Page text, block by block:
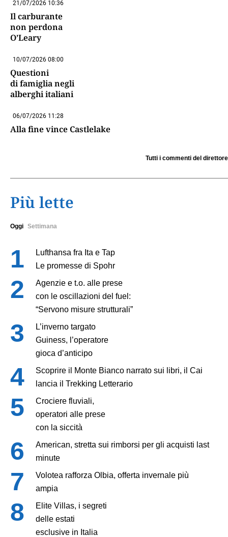
21/07/2026 10:36
Il carburante
non perdona
O’Leary
10/07/2026 08:00
Questioni
di famiglia negli
alberghi italiani
06/07/2026 11:28
Alla fine vince Castlelake
Tutti i commenti del direttore
Più lette
Oggi Settimana
Lufthansa fra Ita e Tap
Le promesse di Spohr
Agenzie e t.o. alle prese
con le oscillazioni del fuel:
“Servono misure strutturali”
L’inverno targato
Guiness, l’operatore
gioca d’anticipo
Scoprire il Monte Bianco narrato sui libri, il Cai
lancia il Trekking Letterario
Crociere fluviali,
operatori alle prese
con la siccità
American, stretta sui rimborsi per gli acquisti last
minute
Volotea rafforza Olbia, offerta invernale più
ampia
Elite Villas, i segreti
delle estati
esclusive in Italia